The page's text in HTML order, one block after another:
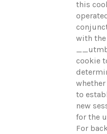
this
with the
cookie
to
new
for the
For